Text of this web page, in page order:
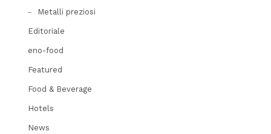
Metalli preziosi
Editoriale
eno-food
Featured
Food & Beverage
Hotels
News